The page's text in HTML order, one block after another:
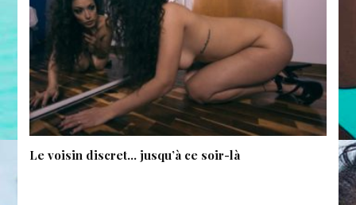
Le voisin discret… jusqu’à ce soir-là